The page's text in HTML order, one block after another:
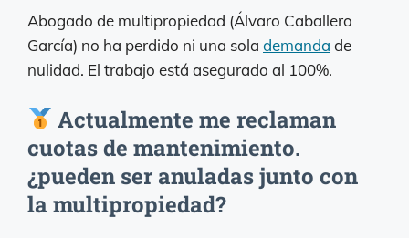
Abogado de multipropiedad (Álvaro Caballero
García) no ha perdido ni una sola demanda de
nulidad. El trabajo está asegurado al 100%.
Actualmente me reclaman
cuotas de mantenimiento.
¿pueden ser anuladas junto con
la multipropiedad?